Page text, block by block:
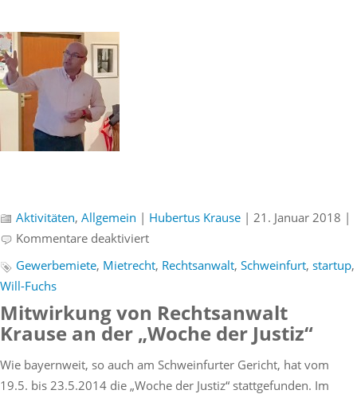
Aktivitäten, Allgemein | Hubertus Krause | 21. Januar 2018 |
Kommentare deaktiviertfür
Fachvortrag
„Fallstricke
in
Gewerbemietverträgen“
durch
Gewerbemiete, Mietrecht, Rechtsanwalt, Schweinfurt, startup,
Will-Fuchs
Mitwirkung von Rechtsanwalt
Krause an der „Woche der Justiz“
Wie bayernweit, so auch am Schweinfurter Gericht, hat vom
19.5. bis 23.5.2014 die „Woche der Justiz“ stattgefunden. Im